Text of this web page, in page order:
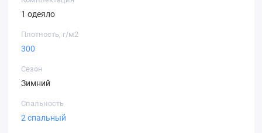
1 одеяло
Плотность, г/м2
300
Сезон
Зимний
Спальность
2 спальный